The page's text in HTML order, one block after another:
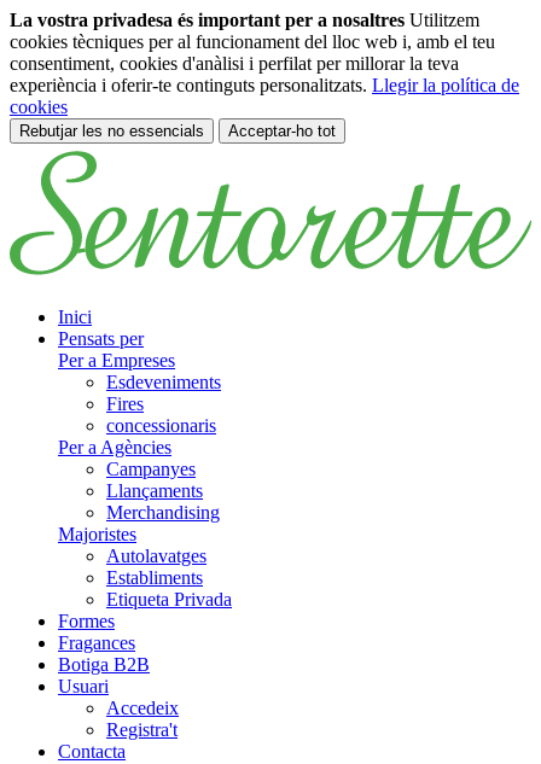
La vostra privadesa és important per a nosaltres Utilitzem
cookies tècniques per al funcionament del lloc web i, amb el teu
consentiment, cookies d'anàlisi i perfilat per millorar la teva
experiència i oferir-te continguts personalitzats. Llegir la política de
cookies
Rebutjar les no essencials Acceptar-ho tot
Saltar al contingut principal
Inici
Pensats per
Per a Empreses
Esdeveniments
Fires
concessionaris
Per a Agències
Campanyes
Llançaments
Merchandising
Majoristes
Autolavatges
Establiments
Etiqueta Privada
Formes
Fragances
Botiga B2B
Usuari
Accedeix
Registra't
Contacta